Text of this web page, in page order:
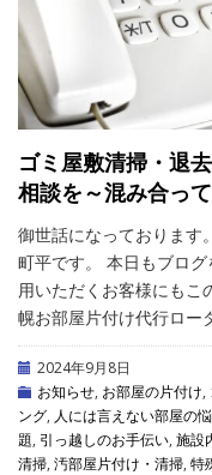
ゴミ屋敷清掃・退
相談を～混み合っ
御世話になっております
町平です。 本日もブロ
用いただくお客様にもこ
幌お部屋片付け代行ロ
2024年9月8日
お知らせ, お部屋の片付け,
ング, 人には言えない部屋の
題, 引っ越しのお手伝い, 施設
清掃, 汚部屋片付け・清掃, 特